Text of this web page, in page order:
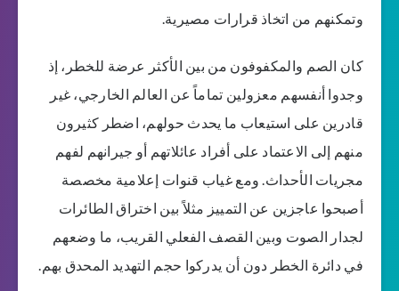
وتمكنهم من اتخاذ قرارات مصيرية.
كان الصم والمكفوفون من بين الأكثر عرضة للخطر، إذ
وجدوا أنفسهم معزولين تماماً عن العالم الخارجي، غير
قادرين على استيعاب ما يحدث حولهم، اضطر كثيرون
منهم إلى الاعتماد على أفراد عائلاتهم أو جيرانهم لفهم
مجريات الأحداث. ومع غياب قنوات إعلامية مخصصة
أصبحوا عاجزين عن التمييز مثلاً بين اختراق الطائرات
لجدار الصوت وبين القصف الفعلي القريب، ما وضعهم
في دائرة الخطر دون أن يدركوا حجم التهديد المحدق بهم.